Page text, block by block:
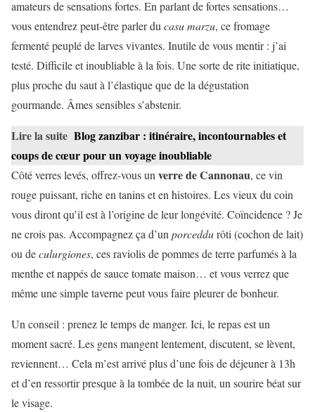
amateurs de sensations fortes. En parlant de fortes sensations…
vous entendrez peut-être parler du casu marzu, ce fromage
fermenté peuplé de larves vivantes. Inutile de vous mentir : j’ai
testé. Difficile et inoubliable à la fois. Une sorte de rite initiatique,
plus proche du saut à l’élastique que de la dégustation
gourmande. Âmes sensibles s’abstenir.
Lire la suite Blog zanzibar : itinéraire, incontournables et
coups de cœur pour un voyage inoubliable
Côté verres levés, offrez-vous un verre de Cannonau, ce vin
rouge puissant, riche en tanins et en histoires. Les vieux du coin
vous diront qu’il est à l’origine de leur longévité. Coïncidence ? Je
ne crois pas. Accompagnez ça d’un porceddurôti (cochon de lait)
ou deculurgiones, ces raviolis de pommes de terre parfumés à la
menthe et nappés de sauce tomate maison… et vous verrez que
même une simple taverne peut vous faire pleurer de bonheur.
Un conseil : prenez le temps de manger. Ici, le repas est un
moment sacré. Les gens mangent lentement, discutent, se lèvent,
reviennent… Cela m’est arrivé plus d’une fois de déjeuner à 13h
et d’en ressortir presque à la tombée de la nuit, un sourire béat sur
le visage.